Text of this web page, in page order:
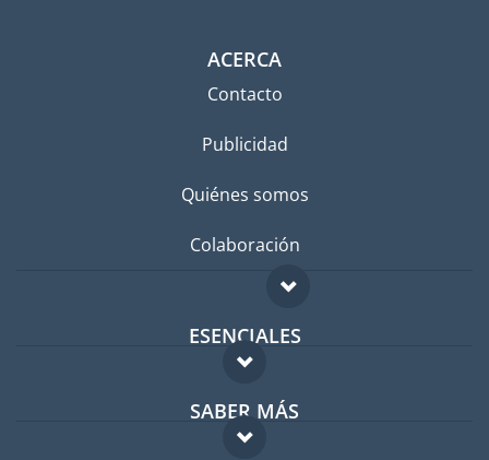
ACERCA
Contacto
Publicidad
Quiénes somos
Colaboración
ESENCIALES
Foro para expatriados
Guía para expatriados
SABER MÁS
FAQ